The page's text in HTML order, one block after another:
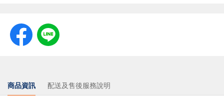
商品資訊 配送及售後服務說明